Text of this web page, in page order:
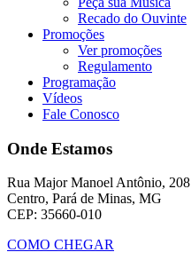
Recado do Ouvinte
Promoções
Ver promoções
Regulamento
Programação
Vídeos
Fale Conosco
Onde Estamos
Rua Major Manoel Antônio, 208
Centro, Pará de Minas, MG
CEP: 35660-010
COMO CHEGAR